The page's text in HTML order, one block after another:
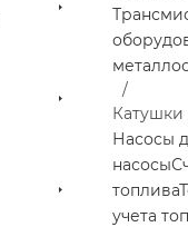
Катушки
Насосы
насосы
топлива
учета